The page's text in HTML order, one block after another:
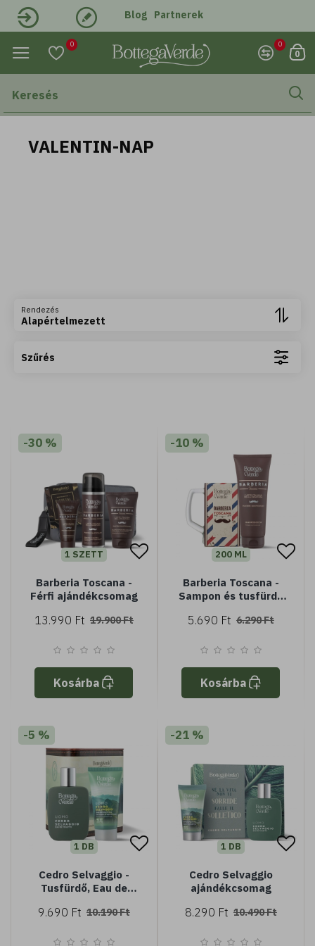
ylang ylang és
(400 ml)
400 ML
Argan del Marocco - Tusfürdő -
olajjal (400 ml) - Normál
2.490 Ft
Kosárba
Belépés Regisztráció
Blog Partnerek
0 0
0
VALENTIN-NAP
Rendezés
Alapértelmezett
Szűrés
-30 %
1 SZETT
Barberia Toscana -
Férfi ajándékcsomag
13.990 Ft 19.900 Ft
Kosárba
-10 %
200 ML
Barberia Toscana -
Sampon és tusfürdő
5.690 Ft 6.290 Ft
Kosárba
-5 %
1 DB
Cedro Selvaggio -
Tusfürdő, Eau de
ajándékdoboz
9.690 Ft 10.190 Ft
-21 %
1 DB
Cedro Selvaggio
ajándékcsomag
8.290 Ft 10.490 Ft